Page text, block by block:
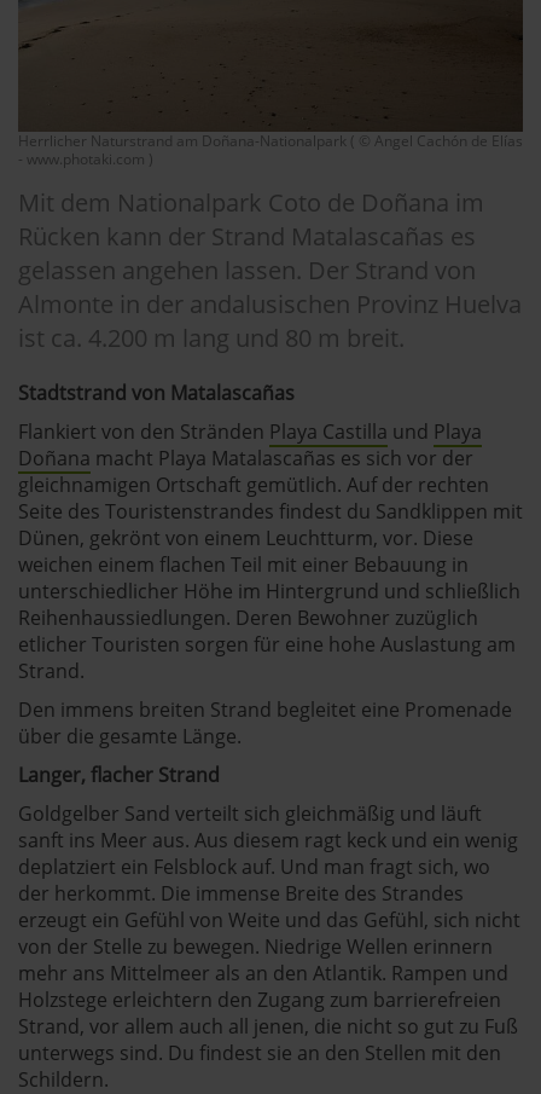
Herrlicher Naturstrand am Doñana-Nationalpark ( © Angel Cachón de Elías
- www.photaki.com )
Mit dem Nationalpark Coto de Doñana im
Rücken kann der Strand Matalascañas es
gelassen angehen lassen. Der Strand von
Almonte in der andalusischen Provinz Huelva
ist ca. 4.200 m lang und 80 m breit.
Stadtstrand von Matalascañas
Flankiert von den Stränden Playa Castilla und Playa
Doñana macht Playa Matalascañas es sich vor der
gleichnamigen Ortschaft gemütlich. Auf der rechten
Seite des Touristenstrandes findest du Sandklippen mit
Dünen, gekrönt von einem Leuchtturm, vor. Diese
weichen einem flachen Teil mit einer Bebauung in
unterschiedlicher Höhe im Hintergrund und schließlich
Reihenhaussiedlungen. Deren Bewohner zuzüglich
etlicher Touristen sorgen für eine hohe Auslastung am
Strand.
Den immens breiten Strand begleitet eine Promenade
über die gesamte Länge.
Langer, flacher Strand
Goldgelber Sand verteilt sich gleichmäßig und läuft
sanft ins Meer aus. Aus diesem ragt keck und ein wenig
deplatziert ein Felsblock auf. Und man fragt sich, wo
der herkommt. Die immense Breite des Strandes
erzeugt ein Gefühl von Weite und das Gefühl, sich nicht
von der Stelle zu bewegen. Niedrige Wellen erinnern
mehr ans Mittelmeer als an den Atlantik. Rampen und
Holzstege erleichtern den Zugang zum barrierefreien
Strand, vor allem auch all jenen, die nicht so gut zu Fuß
unterwegs sind. Du findest sie an den Stellen mit den
Schildern.